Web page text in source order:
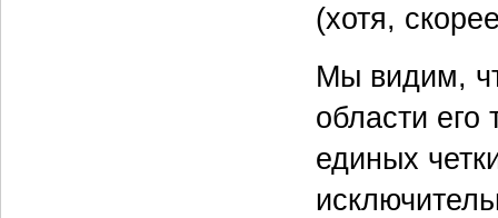
(хотя,
Мы видим,
области его
единых